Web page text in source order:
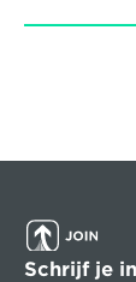
Schrijf je